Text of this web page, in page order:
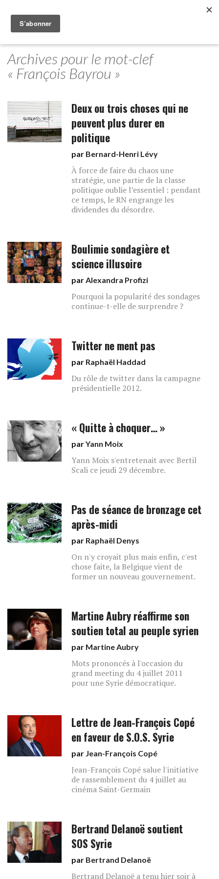
Archives pour le mot-clef
« François Bayrou »
Deux ou trois choses qui ne
peuvent plus durer en
politique
par Bernard-Henri Lévy
À force de faire du chaos une
stratégie, une partie de la classe
politique oublie l’essentiel : pendant
ce temps, le RN engrange les
dividendes du désordre.
Boulimie sondagière et
science illusoire
parAlexandra Profizi
Pourquoi la popularité des sondages
continue-t-elle de surprendre ?
Twitter ne ment pas
par Raphaël Haddad
Du rôle de twitter dans la campagne
présidentielle 2012.
« Quitte à choquer… »
parYann Moix
Yann Moix s'entretenait avec Bertil
Scali ce jeudi 29 décembre.
Pas de séance de bronzage cet
après-midi
par Raphaël Denys
On n'y croyait plus mais enfin, c'est
chose faite, la Belgique vient de
former un nouveau gouvernement.
Martine Aubry réaffirme son
soutien total au peuple syrien
par Martine Aubry
Mots prononcés à l'occasion du
grand meeting du 4 juillet 2011
pour une Syrie démocratique.
Lettre de Jean-François Copé
en faveur de S.O.S. Syrie
par Jean-François Copé
Jean-François Copé salue l'initiative
de rassemblement du 4 juillet au
cinéma Saint-Germain
Bertrand Delanoë soutient
SOS Syrie
par Bertrand Delanoë
Bertrand Delanoë a tenu hier soir à